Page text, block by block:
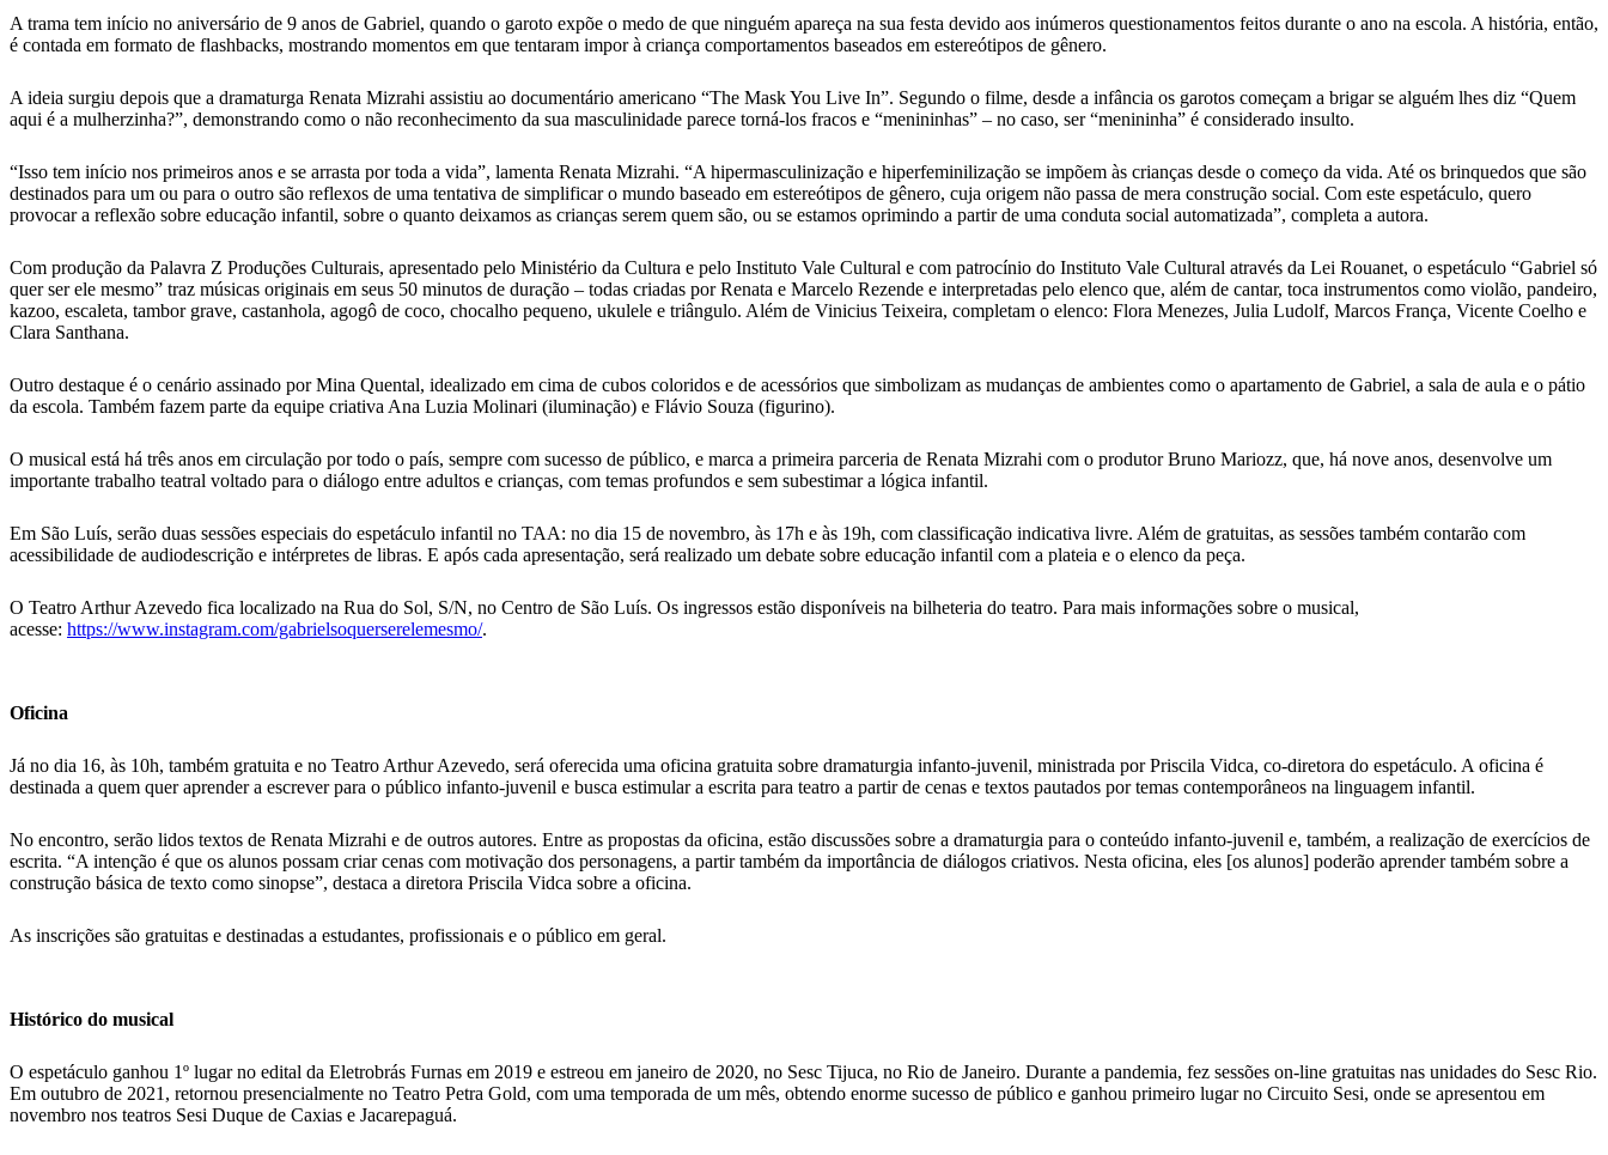
A trama tem início no aniversário de 9 anos de Gabriel, quando o garoto expõe o medo de que ninguém apareça na sua festa devido aos inúmeros questionamentos feitos durante o ano na escola. A história, então,
é contada em formato de flashbacks, mostrando momentos em que tentaram impor à criança comportamentos baseados em estereótipos de gênero.
A ideia surgiu depois que a dramaturga Renata Mizrahi assistiu ao documentário americano “The Mask You Live In”. Segundo o filme, desde a infância os garotos começam a brigar se alguém lhes diz “Quem
aqui é a mulherzinha?”, demonstrando como o não reconhecimento da sua masculinidade parece torná-los fracos e “menininhas” – no caso, ser “menininha” é considerado insulto.
“Isso tem início nos primeiros anos e se arrasta por toda a vida”, lamenta Renata Mizrahi. “A hipermasculinização e hiperfeminilização se impõem às crianças desde o começo da vida. Até os brinquedos que são
destinados para um ou para o outro são reflexos de uma tentativa de simplificar o mundo baseado em estereótipos de gênero, cuja origem não passa de mera construção social. Com este espetáculo, quero
provocar a reflexão sobre educação infantil, sobre o quanto deixamos as crianças serem quem são, ou se estamos oprimindo a partir de uma conduta social automatizada”, completa a autora.
Com produção da Palavra Z Produções Culturais, apresentado pelo Ministério da Cultura e pelo Instituto Vale Cultural e com patrocínio do Instituto Vale Cultural através da Lei Rouanet, o espetáculo “Gabriel só
quer ser ele mesmo” traz músicas originais em seus 50 minutos de duração – todas criadas por Renata e Marcelo Rezende e interpretadas pelo elenco que, além de cantar, toca instrumentos como violão, pandeiro,
kazoo, escaleta, tambor grave, castanhola, agogô de coco, chocalho pequeno, ukulele e triângulo. Além de Vinicius Teixeira, completam o elenco: Flora Menezes, Julia Ludolf, Marcos França, Vicente Coelho e
Clara Santhana.
Outro destaque é o cenário assinado por Mina Quental, idealizado em cima de cubos coloridos e de acessórios que simbolizam as mudanças de ambientes como o apartamento de Gabriel, a sala de aula e o pátio
da escola. Também fazem parte da equipe criativa Ana Luzia Molinari (iluminação) e Flávio Souza (figurino).
O musical está há três anos em circulação por todo o país, sempre com sucesso de público, e marca a primeira parceria de Renata Mizrahi com o produtor Bruno Mariozz, que, há nove anos, desenvolve um
importante trabalho teatral voltado para o diálogo entre adultos e crianças, com temas profundos e sem subestimar a lógica infantil.
Em São Luís, serão duas sessões especiais do espetáculo infantil no TAA: no dia 15 de novembro, às 17h e às 19h, com classificação indicativa livre. Além de gratuitas, as sessões também contarão com
acessibilidade de audiodescrição e intérpretes de libras. E após cada apresentação, será realizado um debate sobre educação infantil com a plateia e o elenco da peça.
O Teatro Arthur Azevedo fica localizado na Rua do Sol, S/N, no Centro de São Luís. Os ingressos estão disponíveis na bilheteria do teatro. Para mais informações sobre o musical,
acesse: https://www.instagram.com/gabrielsoquerserelemesmo/.
Oficina
Já no dia 16, às 10h, também gratuita e no Teatro Arthur Azevedo, será oferecida uma oficina gratuita sobre dramaturgia infanto-juvenil, ministrada por Priscila Vidca, co-diretora do espetáculo. A oficina é
destinada a quem quer aprender a escrever para o público infanto-juvenil e busca estimular a escrita para teatro a partir de cenas e textos pautados por temas contemporâneos na linguagem infantil.
No encontro, serão lidos textos de Renata Mizrahi e de outros autores. Entre as propostas da oficina, estão discussões sobre a dramaturgia para o conteúdo infanto-juvenil e, também, a realização de exercícios de
escrita. “A intenção é que os alunos possam criar cenas com motivação dos personagens, a partir também da importância de diálogos criativos. Nesta oficina, eles [os alunos] poderão aprender também sobre a
construção básica de texto como sinopse”, destaca a diretora Priscila Vidca sobre a oficina.
As inscrições são gratuitas e destinadas a estudantes, profissionais e o público em geral.
Histórico do musical
O espetáculo ganhou 1º lugar no edital da Eletrobrás Furnas em 2019 e estreou em janeiro de 2020, no Sesc Tijuca, no Rio de Janeiro. Durante a pandemia, fez sessões on-line gratuitas nas unidades do Sesc Rio.
Em outubro de 2021, retornou presencialmente no Teatro Petra Gold, com uma temporada de um mês, obtendo enorme sucesso de público e ganhou primeiro lugar no Circuito Sesi, onde se apresentou em
novembro nos teatros Sesi Duque de Caxias e Jacarepaguá.